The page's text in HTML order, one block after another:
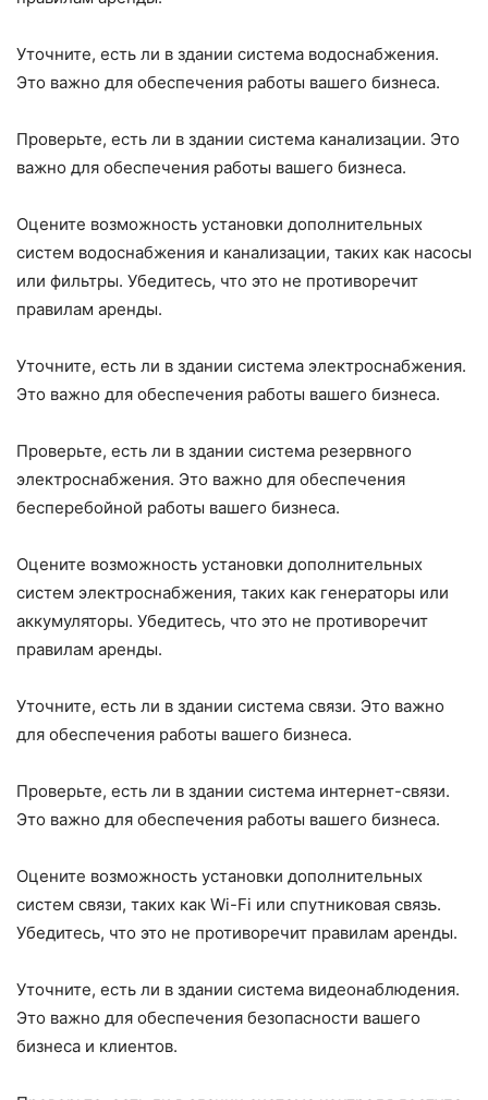
Уточните, есть ли в здании система водоснабжения.
Это важно для обеспечения работы вашего бизнеса.
Проверьте, есть ли в здании система канализации. Это
важно для обеспечения работы вашего бизнеса.
Оцените возможность установки дополнительных
систем водоснабжения и канализации, таких как насосы
или фильтры. Убедитесь, что это не противоречит
правилам аренды.
Уточните, есть ли в здании система электроснабжения.
Это важно для обеспечения работы вашего бизнеса.
Проверьте, есть ли в здании система резервного
электроснабжения. Это важно для обеспечения
бесперебойной работы вашего бизнеса.
Оцените возможность установки дополнительных
систем электроснабжения, таких как генераторы или
аккумуляторы. Убедитесь, что это не противоречит
правилам аренды.
Уточните, есть ли в здании система связи. Это важно
для обеспечения работы вашего бизнеса.
Проверьте, есть ли в здании система интернет-связи.
Это важно для обеспечения работы вашего бизнеса.
Оцените возможность установки дополнительных
систем связи, таких как Wi-Fi или спутниковая связь.
Убедитесь, что это не противоречит правилам аренды.
Уточните, есть ли в здании система видеонаблюдения.
Это важно для обеспечения безопасности вашего
бизнеса и клиентов.